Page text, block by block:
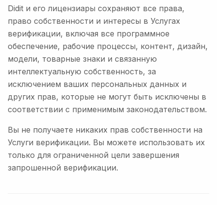
Didit и его лицензиары сохраняют все права,
право собственности и интересы в Услугах
верификации, включая все программное
обеспечение, рабочие процессы, контент, дизайн,
модели, товарные знаки и связанную
интеллектуальную собственность, за
исключением ваших персональных данных и
других прав, которые не могут быть исключены в
соответствии с применимым законодательством.
Вы не получаете никаких прав собственности на
Услуги верификации. Вы можете использовать их
только для ограниченной цели завершения
запрошенной верификации.